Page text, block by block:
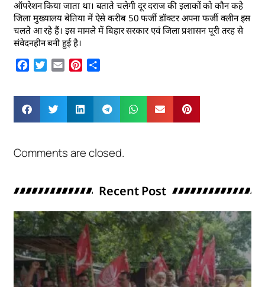
ऑपरेशन किया जाता था। बताते चलेगी दूर दराज की इलाकों को कौन कहे
जिला मुख्यालय बेतिया में ऐसे करीब 50 फर्जी डॉक्टर अपना फर्जी क्लीन इस
चलते आ रहे हैं। इस मामले में बिहार सरकार एवं जिला प्रशासन पूरी तरह से
संवेदनहीन बनी हुई है।
Facebook
Twitter
Email Pinterest
Comments are closed.
Recent Post